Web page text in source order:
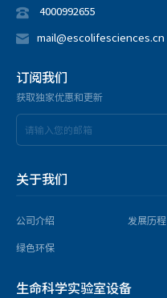
4000992655
mail@escolifesciences.cn
订阅我们
获取独家优惠和更新
关于我们
公司介绍 发展历程
绿色环保
生命科学实验室设备